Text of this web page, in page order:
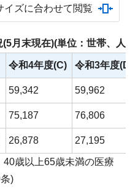
イズに合わせて閲覧
月末現在)(単位：世帯、人)
令和4年度(C) 令和3年度(D)
59,342 59,962
75,187 76,806
26,878 27,195
歳以上65歳未満の医療
)